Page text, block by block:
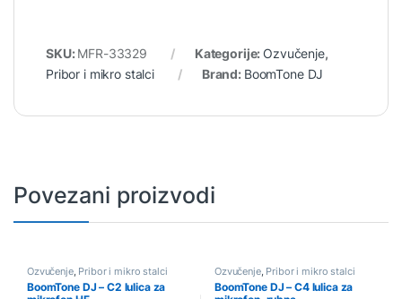
SKU:MFR-33329 Kategorije:Ozvučenje,
Pribor i mikro stalci
Brand: BoomTone DJ
Povezani proizvodi
Ozvučenje, Pribor i mikro stalci
BoomTone DJ – C2 lulica za
Ozvučenje, Pribor i mikro stalci
BoomTone DJ – C4 lulica za